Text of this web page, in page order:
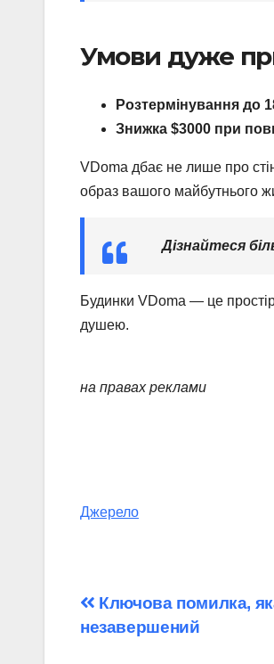
Умови дуже
Розтермінування до
Знижка $3000 при
VDoma дбає не лише про
образ вашого майбутнього
Дізнайтеся
Будинки VDoma — це
душею.
на правах реклами
Джерело
Навігація
записів
Ключова помилка,
незавершений